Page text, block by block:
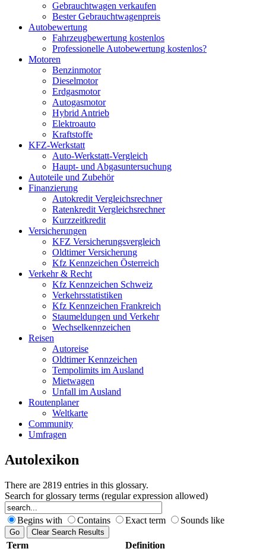
Gebrauchtwagen verkaufen
Bester Gebrauchtwagenpreis
Autobewertung
Fahrzeugbewertung kostenlos
Professionelle Autobewertung kostenlos?
Motoren
Benzinmotor
Dieselmotor
Erdgasmotor
Autogasmotor
Hybrid Antrieb
Elektroauto
Kraftstoffe
KFZ-Werkstatt
Auto-Werkstatt-Vergleich
Haupt- und Abgasuntersuchung
Autoteile und Zubehör
Finanzierung
Autokredit Vergleichsrechner
Ratenkredit Vergleichsrechner
Kurzzeitkredit
Versicherungen
KFZ Versicherungsvergleich
Oldtimer Versicherung
Kfz Kennzeichen Österreich
Verkehr & Recht
Kfz Kennzeichen Schweiz
Verkehrsstatistiken
Kfz Kennzeichen Frankreich
Staumeldungen und Verkehr
Wechselkennzeichen
Reisen
Autoreise
Oldtimer Kennzeichen
Tempolimits im Ausland
Mietwagen
Unfall im Ausland
Routenplaner
Weltkarte
Community
Umfragen
Autolexikon
There are 2819 entries in this glossary.
Search for glossary terms (regular expression allowed)
Begins with Contains Exact term Sounds like
Term Definition